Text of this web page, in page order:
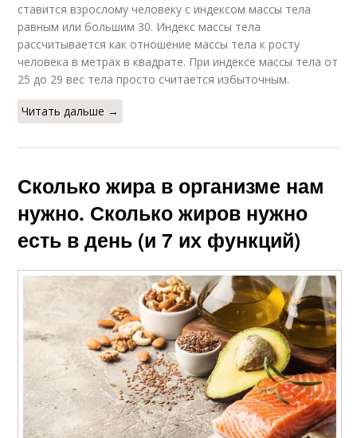
ставится взрослому человеку с индексом массы тела
равным или большим 30. Индекс массы тела
рассчитывается как отношение массы тела к росту
человека в метрах в квадрате. При индексе массы тела от
25 до 29 вес тела просто считается избыточным.
Читать дальше →
Сколько жира в организме нам
нужно. Сколько жиров нужно
есть в день (и 7 их функций)